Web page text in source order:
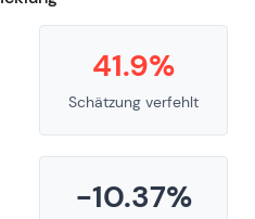
41.9%
Schätzung verfehlt
-10.37%